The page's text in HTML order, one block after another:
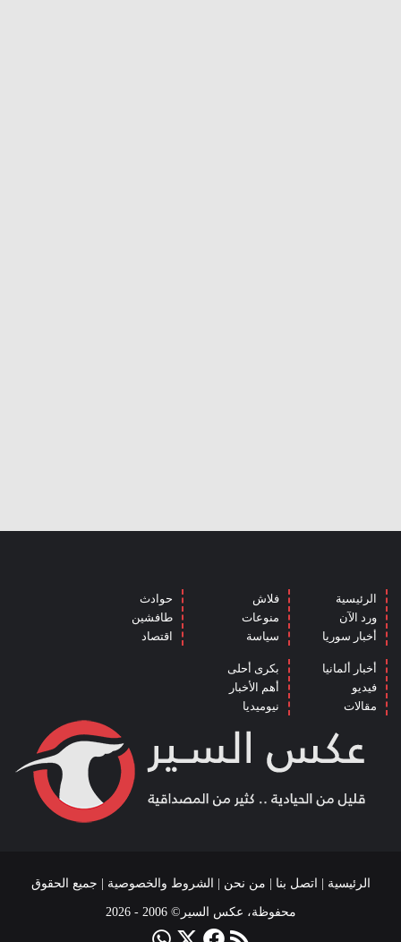
الرئيسية
ورد الآن
أخبار سوريا
فلاش
منوعات
سياسة
حوادث
طافشين
اقتصاد
أخبار ألمانيا
فيديو
مقالات
بكرى أحلى
أهم الأخبار
نيوميديا
الرئيسية اتصل بنا من نحن الشروط والخصوصية | جميع الحقوق
محفوظة، عكس السير© 2006 - 2026